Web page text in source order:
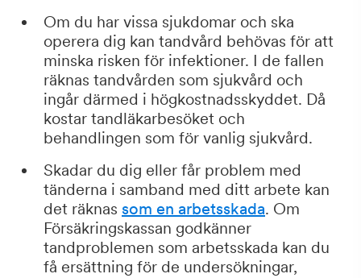
Om du har vissa sjukdomar och ska
operera dig kan tandvård behövas för att
minska risken för infektioner. I de fallen
räknas tandvården som sjukvård och
ingår därmed i högkostnadsskyddet. Då
kostar tandläkarbesöket och
behandlingen som för vanlig sjukvård.
Skadar du dig eller får problem med
tänderna i samband med ditt arbete kan
det räknas som en arbetsskada. Om
Försäkringskassan godkänner
tandproblemen som arbetsskada kan du
få ersättning för de undersökningar,